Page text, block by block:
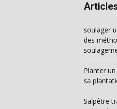
soulager
des
Planter
sa
Salpêtre